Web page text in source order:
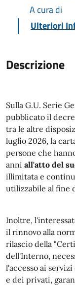
A cura di
Ulteriori
Descrizione
Sulla G.U. Serie
pubblicato il
tra le altre
luglio 2026, la
persone che
anni all'atto del
illimitata e
utilizzabile al fine
Inoltre,
il rinnovo alla
rilascio della
dell'Interno,
l'accesso ai
e dei privati,